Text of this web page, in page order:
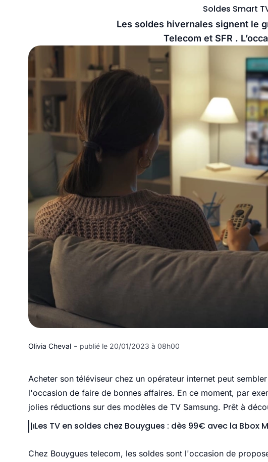
Soldes Smart
Les soldes hivernales signent le
Telecom et SFR .
Olivia Cheval - publié le 20/01/2023 à 08h00
Acheter son téléviseur chez un opérateur internet peut
l'occasion de faire de bonnes affaires. En ce moment, par
jolies réductions sur des modèles de TV Samsung. Prêt à
Les TV en soldes chez Bouygues : dès 99€ avec la Bbox
Chez Bouygues telecom, les soldes sont l'occasion de